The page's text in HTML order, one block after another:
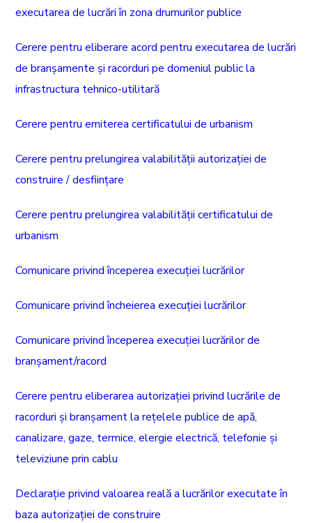
executarea de lucrări în zona drumurilor publice
Cerere pentru eliberare acord pentru executarea de lucrări
de branșamente și racorduri pe domeniul public la
infrastructura tehnico-utilitară
Cerere pentru emiterea certificatului de urbanism
Cerere pentru prelungirea valabilității autorizației de
construire / desființare
Cerere pentru prelungirea valabilității certificatului de
urbanism
Comunicare privind începerea execuției lucrărilor
Comunicare privind încheierea execuției lucrărilor
Comunicare privind începerea execuției lucrărilor de
branșament/racord
Cerere pentru eliberarea autorizației privind lucrările de
racorduri și branșament la rețelele publice de apă,
canalizare, gaze, termice, elergie electrică, telefonie și
televiziune prin cablu
Declarație privind valoarea reală a lucrărilor executate în
baza autorizației de construire